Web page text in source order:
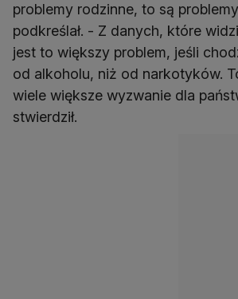
problemy rodzinne, to są
podkreślał. - Z danych, które
jest to większy problem, jeśli
od alkoholu, niż od narkotyków.
wiele większe wyzwanie dla
stwierdził.